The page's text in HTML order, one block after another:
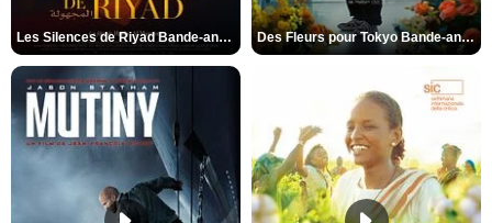
Les Silences de Riyad Bande-annonce VO STFR Des Fleurs pour Tokyo Bande-annonce VO STFR